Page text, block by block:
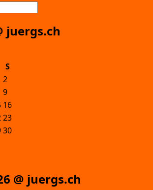
juergs.ch
S
2
9
16
23
30
@ juergs.ch